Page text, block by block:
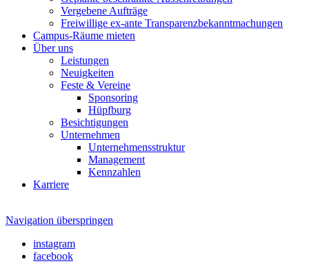
Vergebene Aufträge
Freiwillige ex-ante Transparenzbekanntmachungen
Campus-Räume mieten
Über uns
Leistungen
Neuigkeiten
Feste & Vereine
Sponsoring
Hüpfburg
Besichtigungen
Unternehmen
Unternehmensstruktur
Management
Kennzahlen
Karriere
Navigation überspringen
instagram
facebook